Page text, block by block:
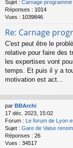
Sujet : Carnage
Réponses : 1014
Vues : 1039846
Re: Carnage
C'est peut être le
relative pour faire des
les expertises vont
temps. Et puis il y a
motivation est act...
par BBArchi
17 déc. 2023, 15:02
Forum :
Le forum de Lyon
Sujet : Gare de Vaise
Réponses : 26
Vues : 34517